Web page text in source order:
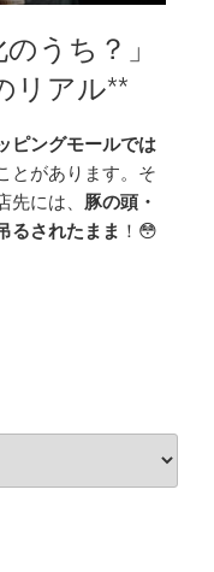
うち？」
リアル**
ピングモールでは
とがあります。そ
先には、 豚の頭・
るされたまま ！😳